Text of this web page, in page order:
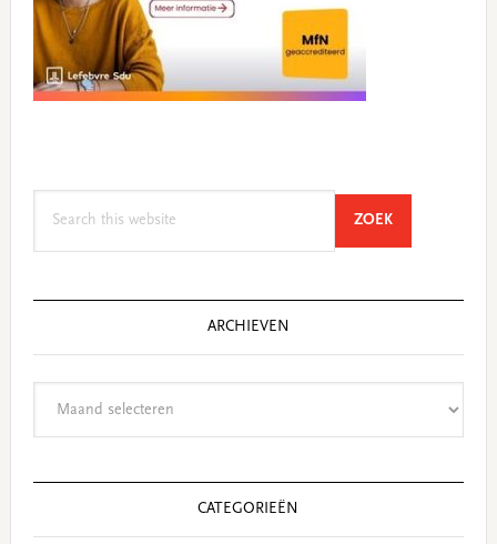
ZOEKSEARCH
ARCHIEVEN
CATEGORIEËN